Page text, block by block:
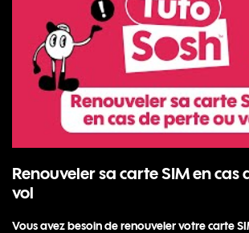
Renouveler sa carte SIM en cas
vol
Vous avez besoin de renouveler votre carte